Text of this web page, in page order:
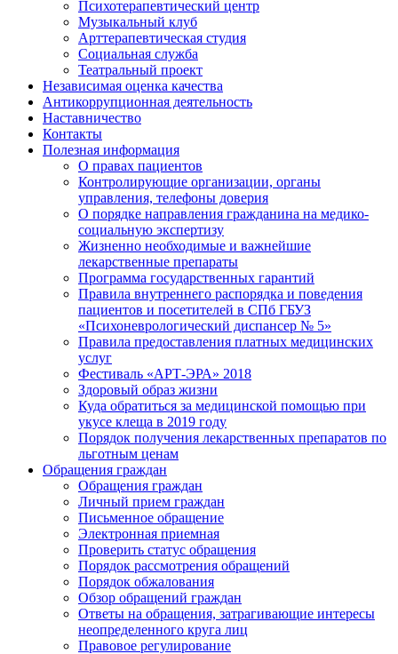
Психотерапевтический центр
Музыкальный клуб
Арттерапевтическая студия
Социальная служба
Театральный проект
Независимая оценка качества
Антикоррупционная деятельность
Наставничество
Контакты
Полезная информация
О правах пациентов
Контролирующие организации, органы
управления, телефоны доверия
О порядке направления гражданина на медико-
социальную экспертизу
Жизненно необходимые и важнейшие
лекарственные препараты
Программа государственных гарантий
Правила внутреннего распорядка и поведения
пациентов и посетителей в СПб ГБУЗ
«Психоневрологический диспансер № 5»
Правила предоставления платных медицинских
услуг
Фестиваль «АРТ-ЭРА» 2018
Здоровый образ жизни
Куда обратиться за медицинской помощью при
укусе клеща в 2019 году
Порядок получения лекарственных препаратов по
льготным ценам
Обращения граждан
Обращения граждан
Личный прием граждан
Письменное обращение
Электронная приемная
Проверить статус обращения
Порядок рассмотрения обращений
Порядок обжалования
Обзор обращений граждан
Ответы на обращения, затрагивающие интересы
неопределенного круга лиц
Правовое регулирование